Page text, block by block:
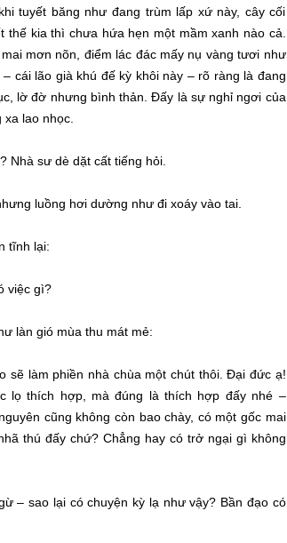
tuyết băng như đang trùm lấp xứ này, cây cối
kia thì chưa hứa hẹn một mầm xanh nào cả.
mơn nõn, điểm lác đác mấy nụ vàng tươi như
cái lão già khú đế kỳ khôi này – rõ ràng là đang
lờ đờ nhưng bình thản. Đấy là sự nghỉ ngơi của
lao nhọc.
Nhà sưdè dặt cất tiếng hỏi.
luồng hơi dường như đi xoáy vào tai.
tĩnh lại:
việc gì?
làn gió mùa thu mát mẻ:
sẽ làm phiền nhà chùa một chút thôi.Đại đứcạ!
lọthích hợp, mà đúng làthích hợp đấy nhé –
cũng không còn bao chày, có một gốc mai
thú đấy chứ? Chẳng hay có trở ngại gì không
– sao lại có chuyện kỳ lạ như vậy? Bần đạocó